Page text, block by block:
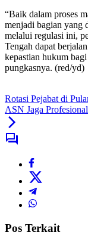
“Baik dalam proses
menjadi bagian yang
melalui regulasi ini,
Tengah dapat
kepastian hukum
pungkasnya. (red/yd)
Rotasi Pejabat di
ASN Jaga
Pos Terkait